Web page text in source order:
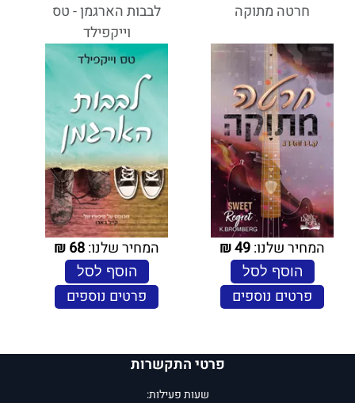
חרטה מתוקה
המחיר שלנו:49
₪
הוסף לסל
פרטים נוספים
לבבות הארגמן - טס
וייקפילד
המחיר שלנו:68
₪
הוסף לסל
פרטים נוספים
פרטי התקשרות
שעות פעילות: